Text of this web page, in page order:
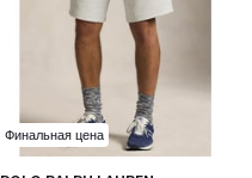
Финальная цена